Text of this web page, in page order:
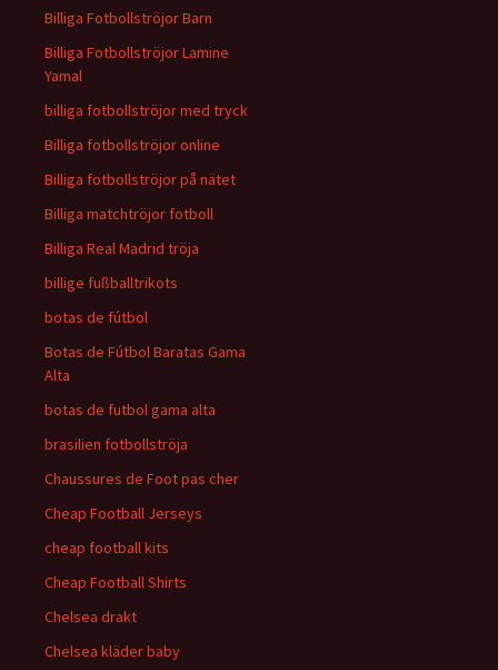
Billiga Fotbollströjor Barn
Billiga Fotbollströjor Lamine
Yamal
billiga fotbollströjor med tryck
Billiga fotbollströjor online
Billiga fotbollströjor på nätet
Billiga matchtröjor fotboll
Billiga Real Madrid tröja
billige fußballtrikots
botas de fútbol
Botas de Fútbol Baratas Gama
Alta
botas de futbol gama alta
brasilien fotbollströja
Chaussures de Foot pas cher
Cheap Football Jerseys
cheap football kits
Cheap Football Shirts
Chelsea drakt
Chelsea kläder baby